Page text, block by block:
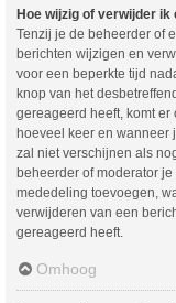
Hoe wijzig of verwijder ik
Tenzij je de beheerder of
berichten wijzigen en
voor een beperkte tijd
knop van het
gereageerd heeft, komt
hoeveel keer en wanneer
zal niet verschijnen als
beheerder of moderator
mededeling toevoegen,
verwijderen van een
gereageerd heeft.
Omhoog